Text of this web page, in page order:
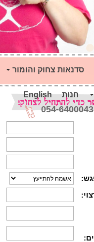
סדנאות צחוק והומור
חנות English
054-6400043